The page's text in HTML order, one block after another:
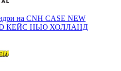
на CNH CASE NEW
КЕЙС НЬЮ ХОЛЛАНД